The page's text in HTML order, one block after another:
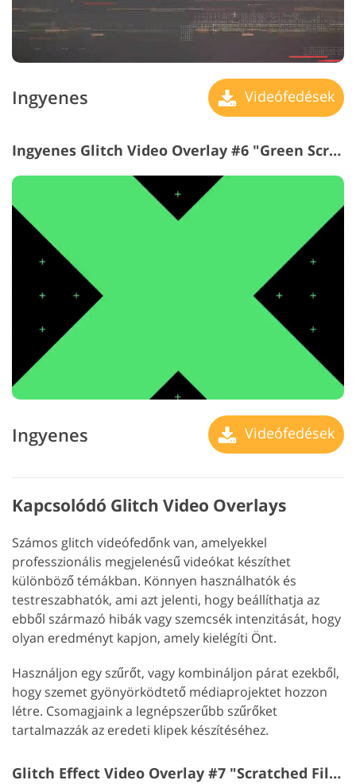
Ingyenes Videófedések
Ingyenes Glitch Video Overlay #6 "Green Screen"
Ingyenes Videófedések
Kapcsolódó Glitch Video Overlays
Számos glitch videófedőnk van, amelyekkel
professzionális megjelenésű videókat készíthet
különböző témákban. Könnyen használhatók és
testreszabhatók, ami azt jelenti, hogy beállíthatja az
ebből származó hibák vagy szemcsék intenzitását, hogy
olyan eredményt kapjon, amely kielégíti Önt.
Használjon egy szűrőt, vagy kombináljon párat ezekből,
hogy szemet gyönyörködtető médiaprojektet hozzon
létre. Csomagjaink a legnépszerűbb szűrőket
tartalmazzák az eredeti klipek készítéséhez.
Glitch Effect Video Overlay #7 "Scratched Film"